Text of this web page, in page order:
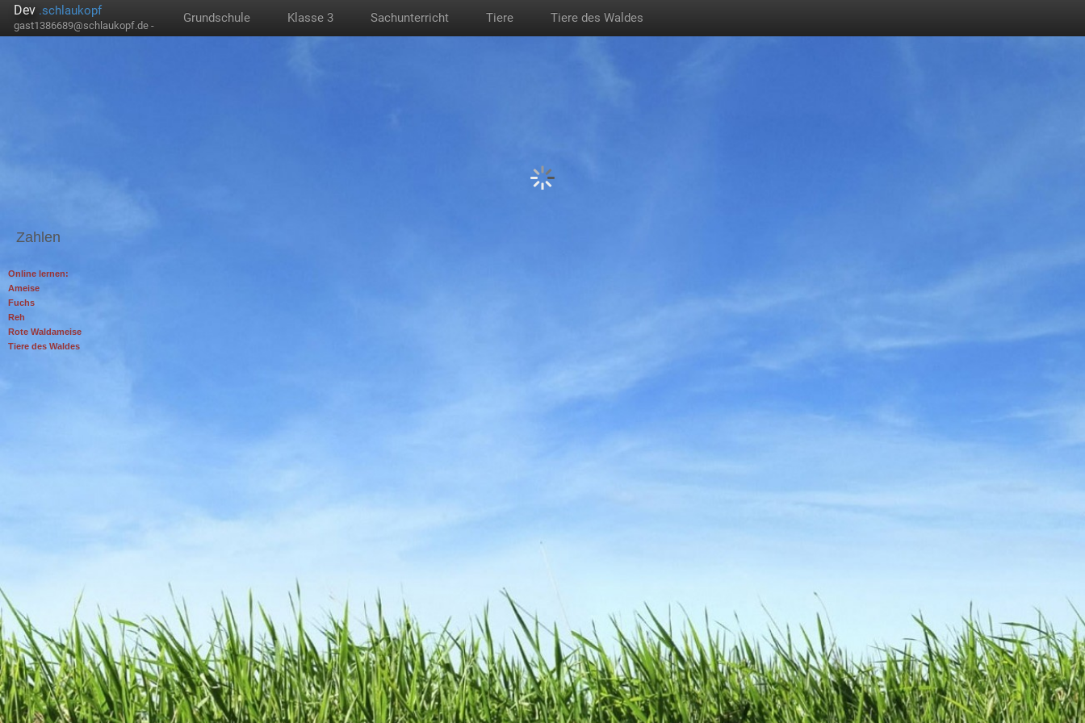
Dev .schlaukopf
gast1386689@schlaukopf.de -
Grundschule Klasse 3 Sachunterricht Tiere Tiere des Waldes
Zahlen
Online lernen:
Ameise
Fuchs
Reh
Rote Waldameise
Tiere des Waldes